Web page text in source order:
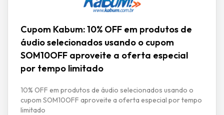
Cupom Kabum: 10% OFF em produtos de
áudio selecionados usando o cupom
SOM10OFF aproveite a oferta especial
por tempo limitado
10% OFF em produtos de áudio selecionados usando o
cupom SOM10OFF aproveite a oferta especial por tempo
limitado